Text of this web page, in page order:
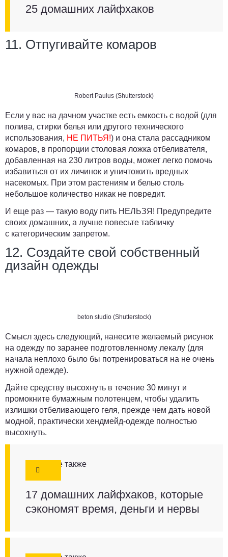
25 домашних лайфхаков
11. Отпугивайте комаров
Robert Paulus (Shutterstock)
Если у вас на дачном участке есть емкость с водой (для
полива, стирки белья или другого технического
использования, НЕ ПИТЬЯ!) и она стала рассадником
комаров, в пропорции столовая ложка отбеливателя,
добавленная на 230 литров воды, может легко помочь
избавиться от их личинок и уничтожить вредных
насекомых. При этом растениям и белью столь
небольшое количество никак не повредит.
И еще раз — такую воду пить НЕЛЬЗЯ! Предупредите
своих домашних, а лучше повесьте табличку
с категорическим запретом.
12. Создайте свой собственный
дизайн одежды
beton studio (Shutterstock)
Смысл здесь следующий, нанесите желаемый рисунок
на одежду по заранее подготовленному лекалу (для
начала неплохо было бы потренироваться на не очень
нужной одежде).
Дайте средству высохнуть в течение 30 минут и
промокните бумажным полотенцем, чтобы удалить
излишки отбеливающего геля, прежде чем дать новой
модной, практически хендмейд-одежде полностью
высохнуть.
Смотрите также
17 домашних лайфхаков, которые
сэкономят время, деньги и нервы